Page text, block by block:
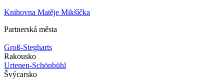
Knihovna Matěje Mikšíčka
Partnerská města
Groß-Siegharts
Rakousko
Urtenen-Schönbühl
Švýcarsko